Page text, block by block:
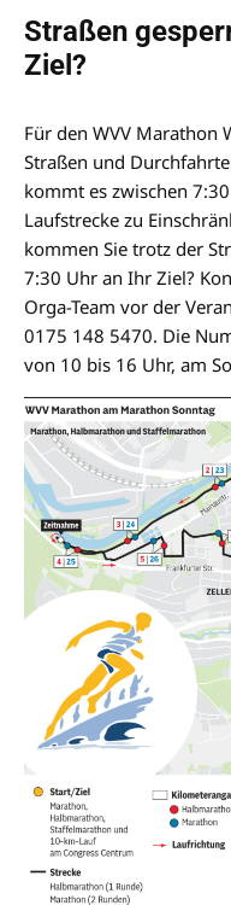
Straßen
Ziel?
Für den WVV Marathon
Straßen und
kommt es zwischen
Laufstrecke zu
kommen Sie trotz der
7:30 Uhr an Ihr Ziel?
Orga-Team vor der
0175 148 5470. Die
von 10 bis 16 Uhr, am